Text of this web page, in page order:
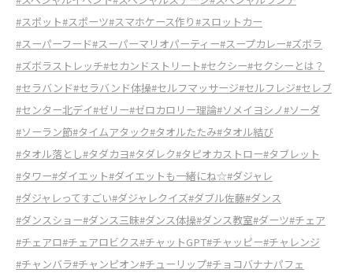
#スポット#スポーツ#スマホケース作り#スロットカー
#スーパーフード#スーパーマリオパーティー#スープカレー#ズボラ
#ズボラストレッチ#セカンドストリート#セクシー#セクシーとは？
#セラバンド#セラバンド体操#セルフマッサージ#セルフレジ#セレブ
#センター北デイ#ゼリー#ゼロカロリー理論#ソメイヨシノ#ソーダ
#ソーラン節#タイムアタック#タオルたたみ#タオル結び
#タオル落とし#タダカヨ#タダレク#タピオカストロー#タブレット
#タワー#ダイエット#ダイエットも一緒にね☆#ダジャレ
#ダジャレってすごい#ダジャレクイズ#ダブル佐藤#ダンス
#ダンスショー#ダンス三昧#ダンス体操#ダンス教室#ダーツ#チェア
#チェアロ#チェアロビクス#チャットGPT#チャッピー#チャレンジ
#チャンバラ#チャンピオン#チューリップ#チョコバナナパフェ